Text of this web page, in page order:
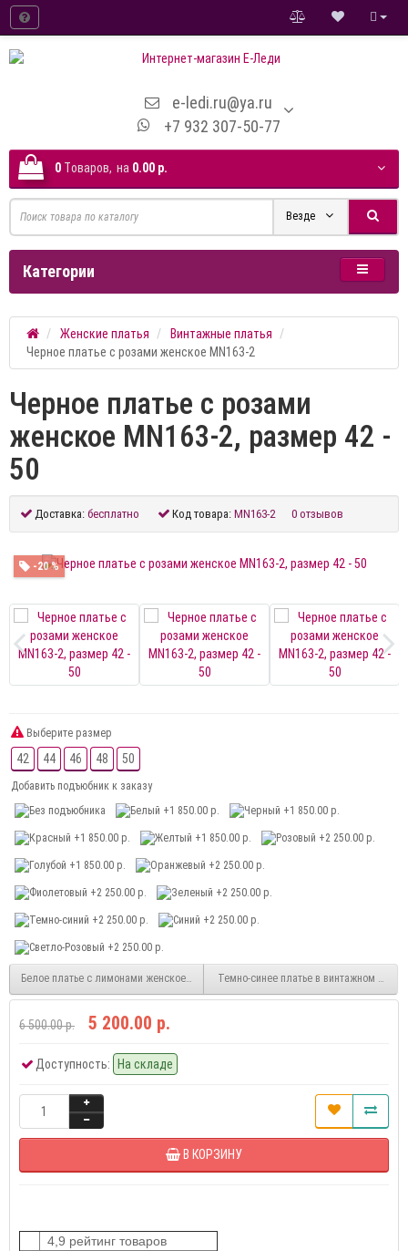
e-ledi.ru@ya.ru
+7 932 307-50-77
0 Tоваров, на 0.00 р.
Везде
Категории
Женские платья
Винтажные платья
Черное платье с розами женское MN163-2
Черное платье с розами
женское MN163-2, размер 42 -
50
Доставка: бесплатно Код товара: MN163-2 0 отзывов
-20 %
Выберите размер
42 44 46 48 50
Добавить подъюбник к заказу
Белое платье с лимонами женское MN163-1Темно-синее платье в винтажном
6 500.00 р. 5 200.00 р.
Доступность: На складе
В КОРЗИНУ
4,9 рейтинг товаров